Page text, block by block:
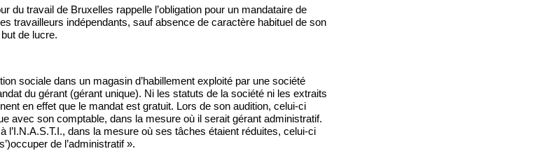
du travail de Bruxelles rappelle l’obligation pour un mandataire de
travailleurs indépendants, sauf absence de caractère habituel de son
de lucre.
sociale dans un magasin d’habillement exploité par une société
du gérant (gérant unique). Ni les statuts de la société ni les extraits
en effet que le mandat est gratuit. Lors de son audition, celui-ci
avec son comptable, dans la mesure où il serait gérant administratif.
à l’I.N.A.S.T.I., dans la mesure où ses tâches étaient réduites, celui-ci
de l’administratif ».